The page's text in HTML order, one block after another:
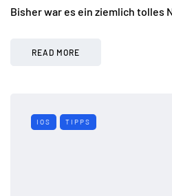
Bisher war es ein ziemlich tolles
READ MORE
IOS TIPPS